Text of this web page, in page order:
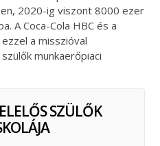
2020-ig viszont 8000 ezer
A Coca-Cola HBC és a
a misszióval
munkaerőpiaci
SZÜLŐK